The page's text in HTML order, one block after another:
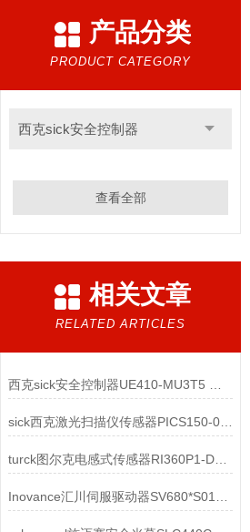
产品分类
PRODUCT CATEGORY
西克sick安全控制器
查看全部
相关文章
RELATED ARTICLES
sick西克激光扫描仪传感器PICS150-01000 Core-1 1134608结构特点
turck图尔克电感式传感器RI360P1-DSU35-ELIU5X2-H1151 1590866结构特点